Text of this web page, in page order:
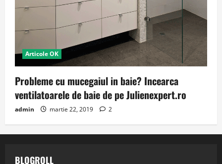
Articole OK
Probleme cu mucegaiul in baie? Incearca
ventilatoarele de baie de pe Julienexpert.ro
admin martie 22, 2019 2
BLOGROLL